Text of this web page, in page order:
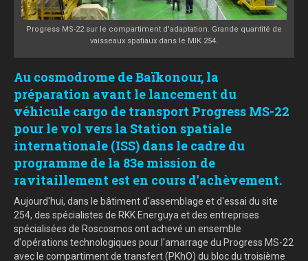
Progress MS-22 sur le compartiment d'adaptation. Grande quantité de
vaisseaux spatiaux dans le MIK 254.
Au cosmodrome de Baïkonour, la
préparation avant le lancement du
véhicule cargo de transport Progress MS-22
pour le vol vers la Station spatiale
internationale (ISS) dans le cadre du
programme de la 83e mission de
ravitaillement est en cours d'achèvement.
Aujourd'hui, dans le bâtiment d'assemblage et d'essai du site
254, des spécialistes de RKK Energuya et des entreprises
spécialisées de Roscosmos ont achevé un ensemble
d'opérations technologiques pour l'amarrage du Progress MS-22
avec le compartiment de transfert (PKhO) du bloc du troisième